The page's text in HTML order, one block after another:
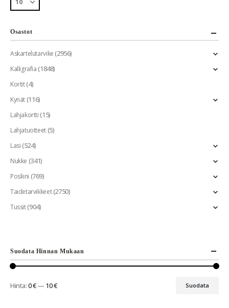
Osastot
Askartelutarvike(2956)
Kalligrafia(1848)
Kortit(4)
Kynät(116)
Lahjakortti(15)
Lahjatuotteet(5)
Lasi(524)
Nukke (341)
Posliini (769)
Taidetarvikkeet(2750)
Tussit(904)
Suodata Hinnan Mukaan
Suodata
Hinta:0 €— 10 €